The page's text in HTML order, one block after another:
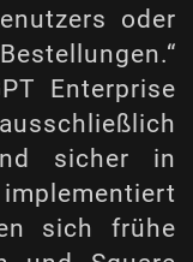
oder
Enterprise
sicher in
sich frühe